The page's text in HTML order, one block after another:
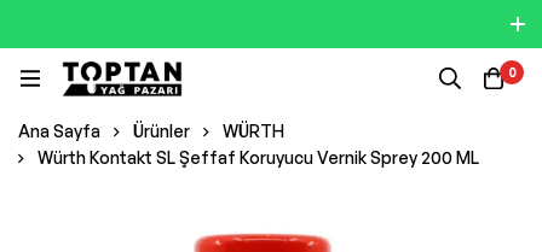
0
Ana Sayfa Ürünler
WÜRTH
Würth Kontakt SL Şeffaf Koruyucu Vernik Sprey 200 ML